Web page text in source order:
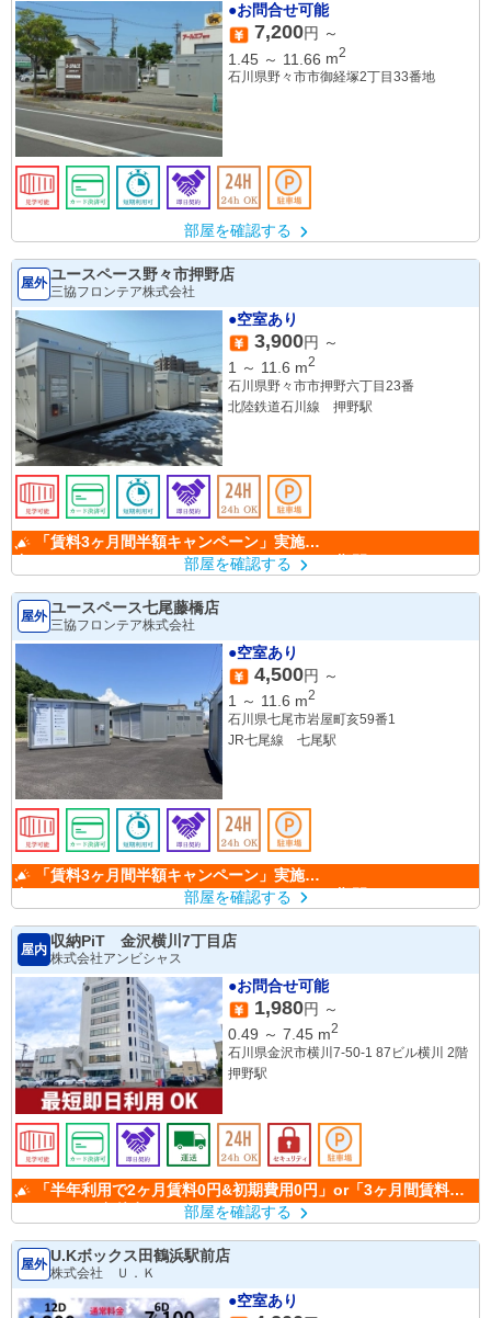
●お問合せ可能
7,200円 ～
1.45 ～ 11.66 m2
石川県野々市市御経塚2丁目33番地
部屋を確認する
屋外 ユースペース野々市押野店
三協フロンテア株式会社
●空室あり
3,900円 ～
1
～ 11.6 m2
石川県野々市市押野六丁目23番
北陸鉄道石川線 押野駅
中！ （キャンペーン期間：6/1～9/30）
部屋を確認する
屋外 ユースペース七尾藤橋店
三協フロンテア株式会社
●空室あり
4,500円 ～
1
～ 11.6 m2
石川県七尾市岩屋町亥59番1
JR七尾線 七尾駅
中！ （キャンペーン期間：6/1～9/30）
部屋を確認する
屋内
収納PiT 金沢横川7丁目店
株式会社アンビシャス
●お問合せ可能
1,980円 ～
0.49 ～ 7.45 m2
石川県金沢市横川7-50-1 87ビル横川 2階
押野駅
部屋を確認する
屋外 U.Kボックス田鶴浜駅前店
株式会社 Ｕ．Ｋ
●空室あり